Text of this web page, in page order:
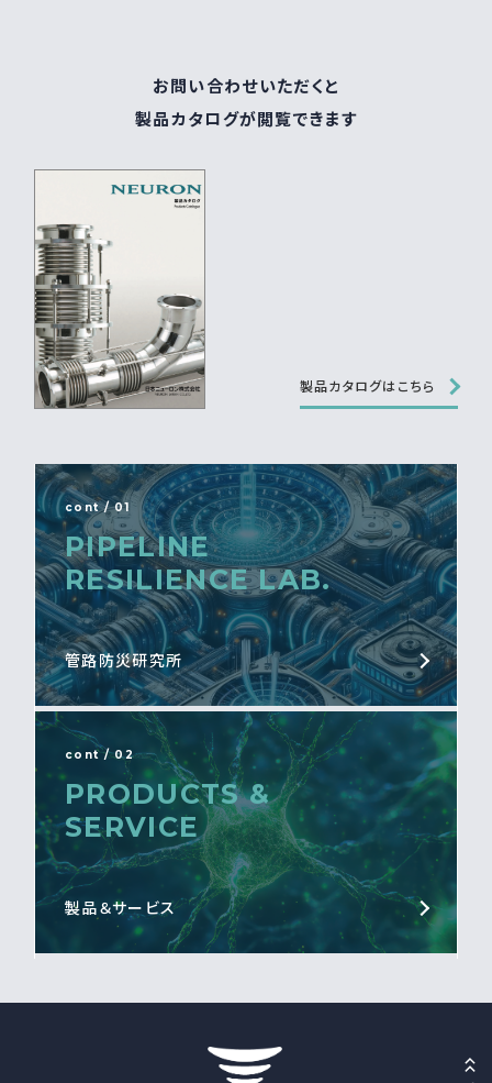
お問い合わせいただくと
製品カタログが閲覧できます
製品カタログはこちら
cont / 01
PIPELINE
RESILIENCE LAB.
管路防災研究所
cont / 02
PRODUCTS &
SERVICE
製品＆サービス